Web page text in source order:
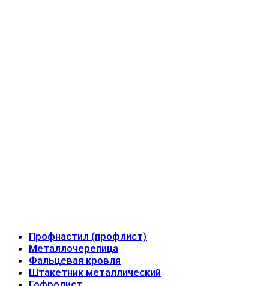
Профнастил (профлист)
Металлочерепица
Фальцевая кровля
Штакетник металлический